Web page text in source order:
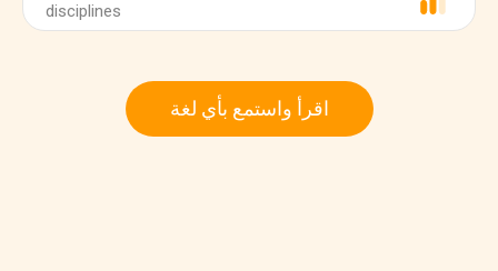
disciplines
اقرأ واستمع بأي لغة